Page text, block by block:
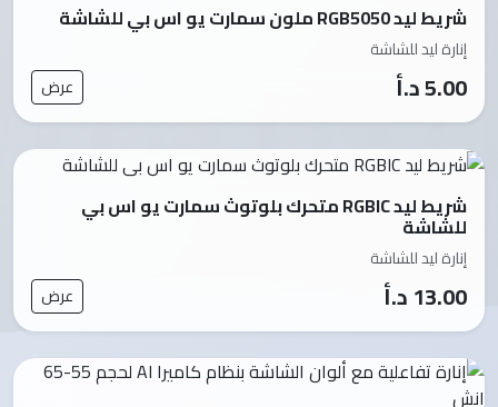
شريط ليد RGB5050 ملون سمارت يو اس بي للشاشة
إنارة ليد للشاشة
5.00 د.أ عرض
شريط ليد RGBIC متحرك بلوتوث سمارت يو اس بي
للشاشة
إنارة ليد للشاشة
13.00 د.أ عرض